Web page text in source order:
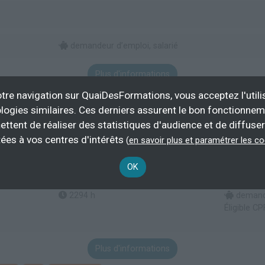
Plus d'informations
locative immobilière
et de l'urbanisme
de l'Université de Perpignan Via Domitia
Plus d'informations
navigation sur QuaiDesFormations, vous acceptez
similaires. Ces derniers assurent le bon
de réaliser des statistiques d'audience et de
à vos centres d'intérêts (en savoir plus et paramétrer les
OK